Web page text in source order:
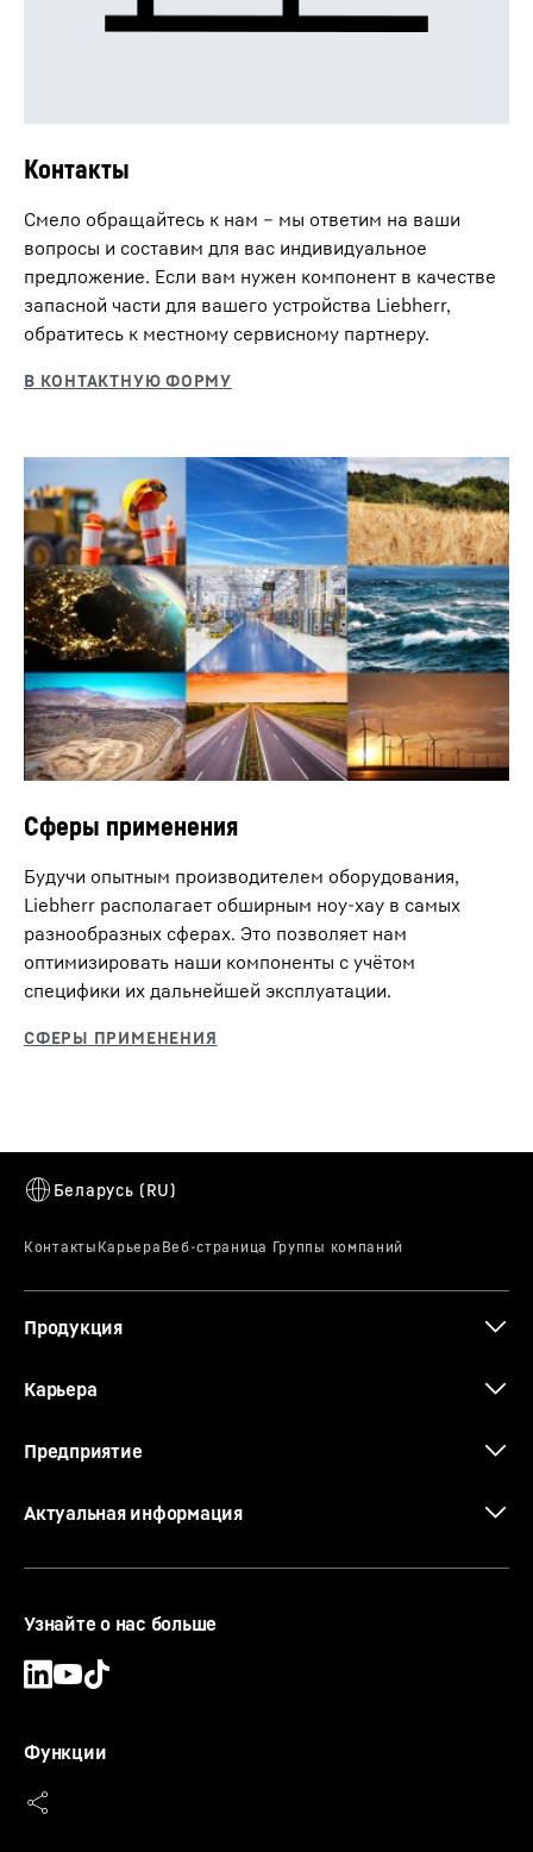
Контакты
Смело обращайтесь к нам – мы ответим на ваши
вопросы и составим для вас индивидуальное
предложение. Если вам нужен компонент в качестве
запасной части для вашего устройства Liebherr,
обратитесь к местному сервисному партнеру.
Сферы применения
Будучи опытным производителем оборудования,
Liebherr располагает обширным ноу-хау в самых
разнообразных сферах. Это позволяет нам
оптимизировать наши компоненты с учётом
специфики их дальнейшей эксплуатации.
Продукция
Карьера
Предприятие
Актуальная информация
Узнайте о нас больше
Функции